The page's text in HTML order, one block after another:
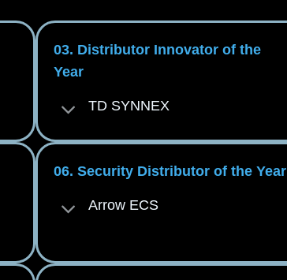
03. Distributor Innovator of the
Year
TD SYNNEX
06. Security Distributor of the Year
Arrow ECS